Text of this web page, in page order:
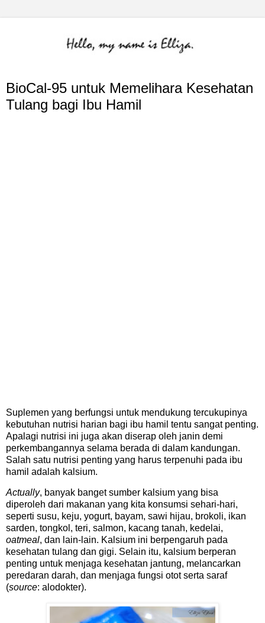
BioCal-95 untuk Memelihara Kesehatan
Tulang bagi Ibu Hamil
Suplemen yang berfungsi untuk mendukung tercukupinya
kebutuhan nutrisi harian bagi ibu hamil tentu sangat penting.
Apalagi nutrisi ini juga akan diserap oleh janin demi
perkembangannya selama berada di dalam kandungan.
Salah satu nutrisi penting yang harus terpenuhi pada ibu
hamil adalah kalsium.
Actually, banyak banget sumber kalsium yang bisa
diperoleh dari makanan yang kita konsumsi sehari-hari,
seperti susu, keju, yogurt, bayam, sawi hijau, brokoli, ikan
sarden, tongkol, teri, salmon, kacang tanah, kedelai,
oatmeal, dan lain-lain. Kalsium ini berpengaruh pada
kesehatan tulang dan gigi. Selain itu, kalsium berperan
penting untuk menjaga kesehatan jantung, melancarkan
peredaran darah, dan menjaga fungsi otot serta saraf
(source: alodokter).